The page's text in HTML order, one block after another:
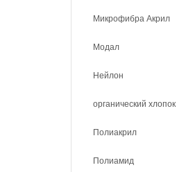
Микрофибра Акрил
Модал
Нейлон
органический хлопок
Полиакрил
Полиамид